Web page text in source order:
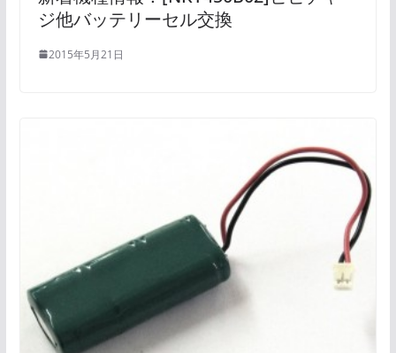
ジ他バッテリーセル交換
2015年5月21日